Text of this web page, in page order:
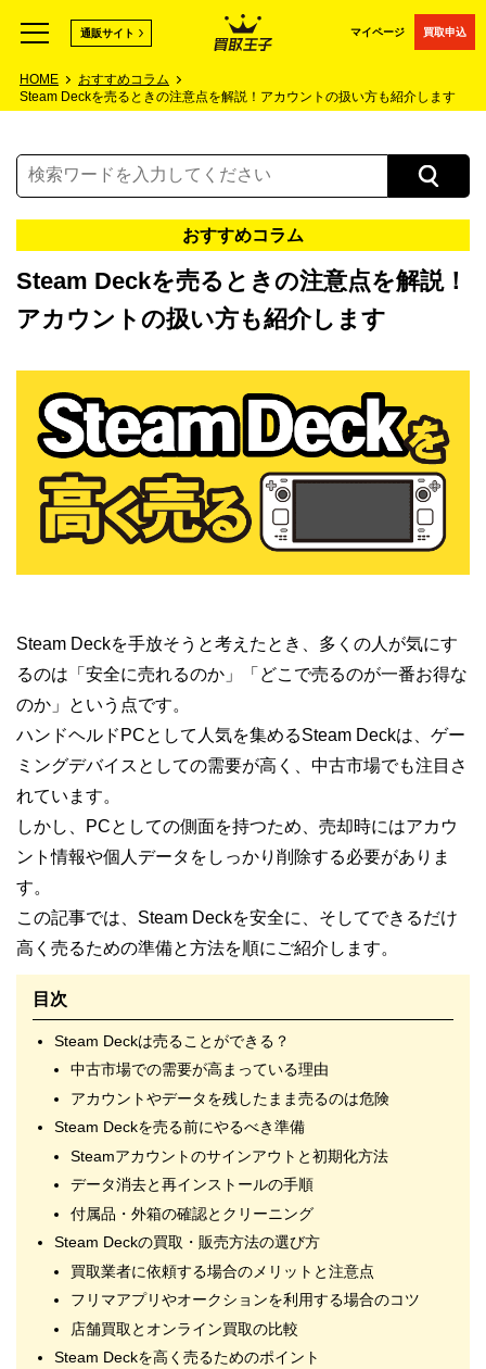
マイページ 買取申込
通販サイト
HOME
おすすめコラム
Steam Deckを売るときの注意点を解説！アカウントの扱い方も紹介します
おすすめコラム
Steam Deckを売るときの注意点を解説！
アカウントの扱い方も紹介します
Steam Deckを手放そうと考えたとき、多くの人が気にす
るのは「安全に売れるのか」「どこで売るのが一番お得な
のか」という点です。
ハンドヘルドPCとして人気を集めるSteam Deckは、ゲー
ミングデバイスとしての需要が高く、中古市場でも注目さ
れています。
しかし、PCとしての側面を持つため、売却時にはアカウ
ント情報や個人データをしっかり削除する必要がありま
す。
この記事では、Steam Deckを安全に、そしてできるだけ
高く売るための準備と方法を順にご紹介します。
目次
Steam Deckは売ることができる？
中古市場での需要が高まっている理由
アカウントやデータを残したまま売るのは危険
Steam Deckを売る前にやるべき準備
Steamアカウントのサインアウトと初期化方法
データ消去と再インストールの手順
付属品・外箱の確認とクリーニング
Steam Deckの買取・販売方法の選び方
買取業者に依頼する場合のメリットと注意点
フリマアプリやオークションを利用する場合のコツ
店舗買取とオンライン買取の比較
Steam Deckを高く売るためのポイント